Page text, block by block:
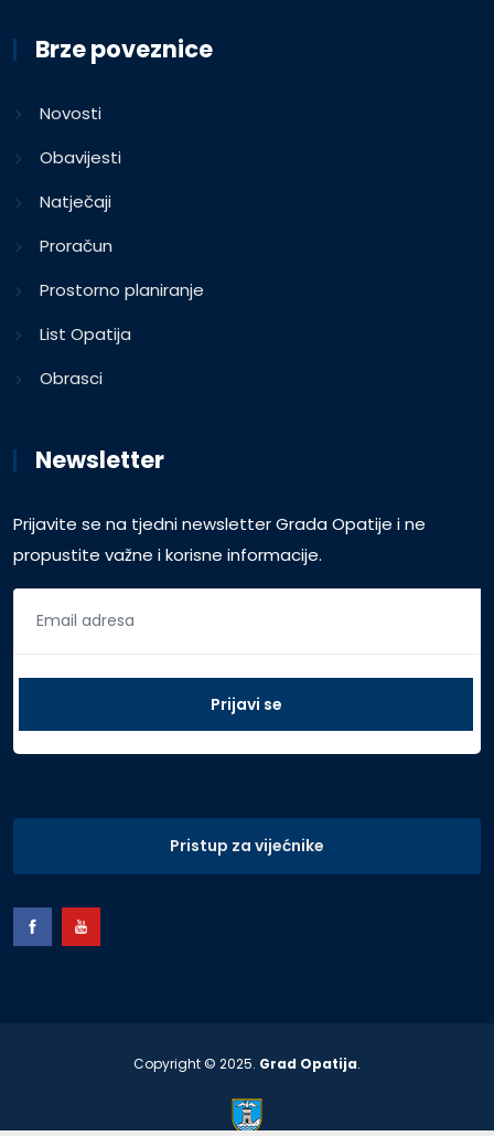
Brze poveznice
Novosti
Obavijesti
Natječaji
Proračun
Prostorno planiranje
List Opatija
Obrasci
Newsletter
Prijavite se na tjedni newsletter Grada Opatije i ne
propustite važne i korisne informacije.
Pristup za vijećnike
Copyright © 2025. Grad Opatija.